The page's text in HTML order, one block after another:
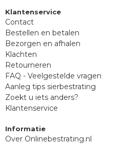
Klantenservice
Contact
Bestellen en betalen
Bezorgen en afhalen
Klachten
Retourneren
FAQ - Veelgestelde vragen
Aanleg tips sierbestrating
Zoekt u iets anders?
Klantenservice
Informatie
Over Onlinebestrating.nl